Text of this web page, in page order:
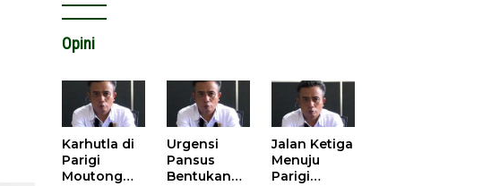
Opini
Karhutla di
Parigi
Moutong
Urgensi
Pansus
Bentukan
Jalan Ketiga
Menuju
Parigi